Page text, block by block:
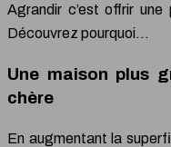
Agrandir c’est offrir
Découvrez pourquoi…
Une maison plus
chère
En augmentant la